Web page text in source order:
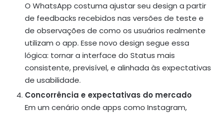
O WhatsApp costuma ajustar seu design a partir
de feedbacks recebidos nas versões de teste e
de observações de como os usuários realmente
utilizam o app. Esse novo design segue essa
lógica: tornar a interface do Status mais
consistente, previsível, e alinhada às expectativas
de usabilidade.
Concorrência e expectativas do mercado
Em um cenário onde apps como Instagram,